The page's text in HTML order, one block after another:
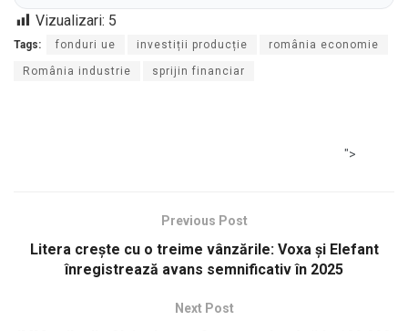
Vizualizari: 5
Tags: fonduri ue investiții producție românia economie
România industrie sprijin financiar
">
Previous Post
Litera crește cu o treime vânzările: Voxa și Elefant
înregistrează avans semnificativ în 2025
Next Post